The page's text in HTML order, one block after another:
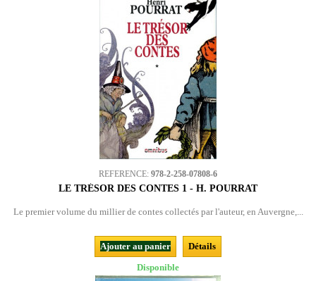
REFERENCE: 978-2-258-07808-6
LE TRÉSOR DES CONTES 1 - H. POURRAT
Le premier volume du millier de contes collectés par l'auteur, en Auvergne,...
Ajouter au panier
Détails
Disponible